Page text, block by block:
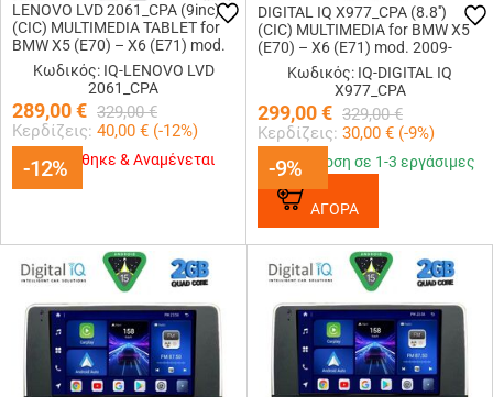
-12%
LENOVO LVD 2061_CPA (9inc)
(CIC) MULTIMEDIA TABLET for
BMW X5 (E70) – X6 (E71) mod.
2009-2013
Κωδικός: IQ-LENOVO LVD
2061_CPA
289,00€ 329,00 €
Κερδίζεις: 40,00 € (-12%)
-12%
Εξαντλήθηκε & Αναμένεται -9%
DIGITAL IQ X977_CPA (8.8'')
(CΙC) MULTIMEDIA for BMW X5
(E70) – X6 (E71) mod. 2009-
2013 (CIC)
Κωδικός: IQ-DIGITAL IQ
X977_CPA
299,00€ 329,00 €
Κερδίζεις: 30,00 € (-9%)
-9%
Παράδοση σε 1-3 εργάσιμες
ΑΓΟΡΑ